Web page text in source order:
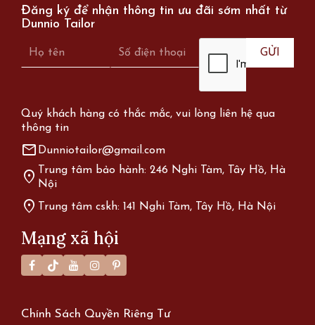
Đăng ký để nhận thông tin ưu đãi sớm nhất từ
Dunnio Tailor
Quý khách hàng có thắc mắc, vui lòng liên hệ qua
thông tin
mail Dunniotailor@gmail.com
location_on
Trung tâm bảo hành: 246 Nghi Tàm, Tây Hồ, Hà
Nội
location_on Trung tâm cskh: 141 Nghi Tàm, Tây Hồ, Hà Nội
Mạng xã hội
Chính Sách Quyền Riêng Tư